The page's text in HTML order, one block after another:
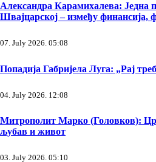
Александра Карамихалева: Једна
Швајцарској – између финансија,
07. July 2026. 05:08
Попадија Габријела Луга: „Рај
04. July 2026. 12:08
Митрополит Марко (Головков):
љубав и живот
03. July 2026. 05:10